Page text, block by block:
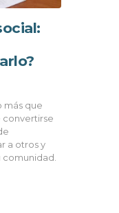
más que
convertirse
a otros y
comunidad.